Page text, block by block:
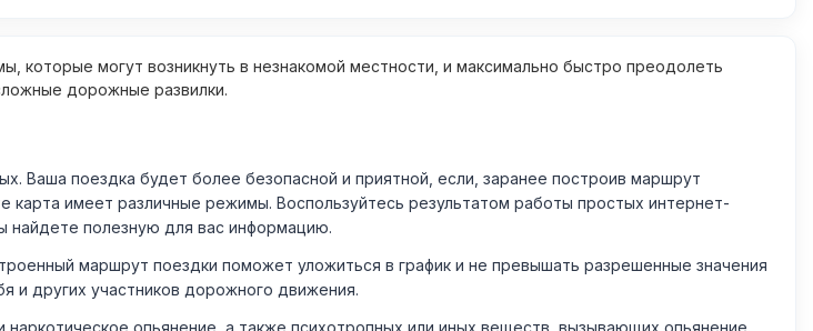
могут возникнуть в незнакомой местности, и максимально быстро преодолеть
дорожные развилки.
поездка будет более безопасной и приятной, если, заранее построив маршрут
имеет различные режимы. Воспользуйтесь результатом работы простых интернет-
найдете полезную для вас информацию.
маршрут поездки поможет уложиться в график и не превышать разрешенные значения
и других участников дорожного движения.
опьянение, а также психотропных или иных веществ, вызывающих опьянение.